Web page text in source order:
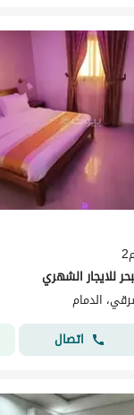
للايجار الشهري
اتصال